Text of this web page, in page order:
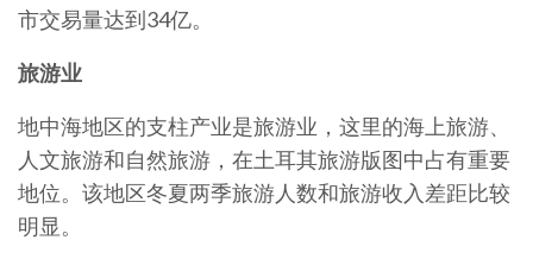
市交易量达到34亿。
旅游业
地中海地区的支柱产业是旅游业，这里的海上旅游、
人文旅游和自然旅游，在土耳其旅游版图中占有重要
地位。该地区冬夏两季旅游人数和旅游收入差距比较
明显。